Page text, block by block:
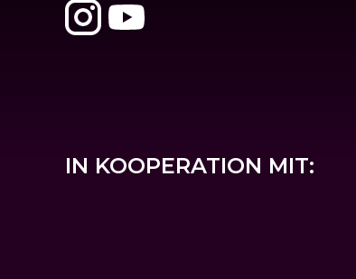
IN KOOPERATION MIT: